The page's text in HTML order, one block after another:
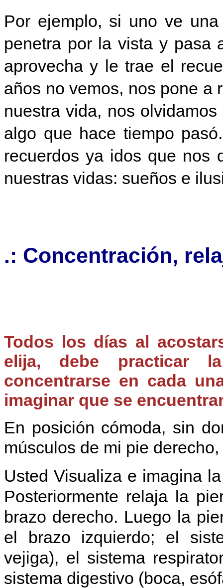
Por ejemplo, si uno ve
penetra por la vista y pasa
aprovecha y le trae el
años no vemos, nos pone a
nuestra vida, nos
algo que hace tiempo
recuerdos ya idos que nos
nuestras vidas: sueños e
.: Concentración,
Todos los días al
elija, debe practicar
concentrarse en cada
imaginar que se
En posición cómoda, sin
músculos de mi pie
Usted Visualiza e imagina
Posteriormente relaja la
brazo derecho. Luego la
el brazo izquierdo; el
vejiga), el sistema
sistema digestivo (boca,